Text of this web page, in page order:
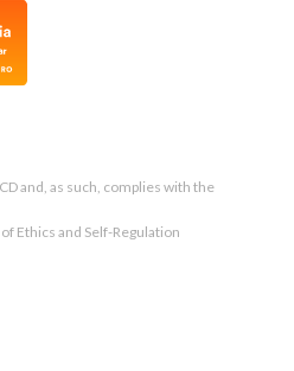
and, as such, complies with the
Ethics and Self-Regulation